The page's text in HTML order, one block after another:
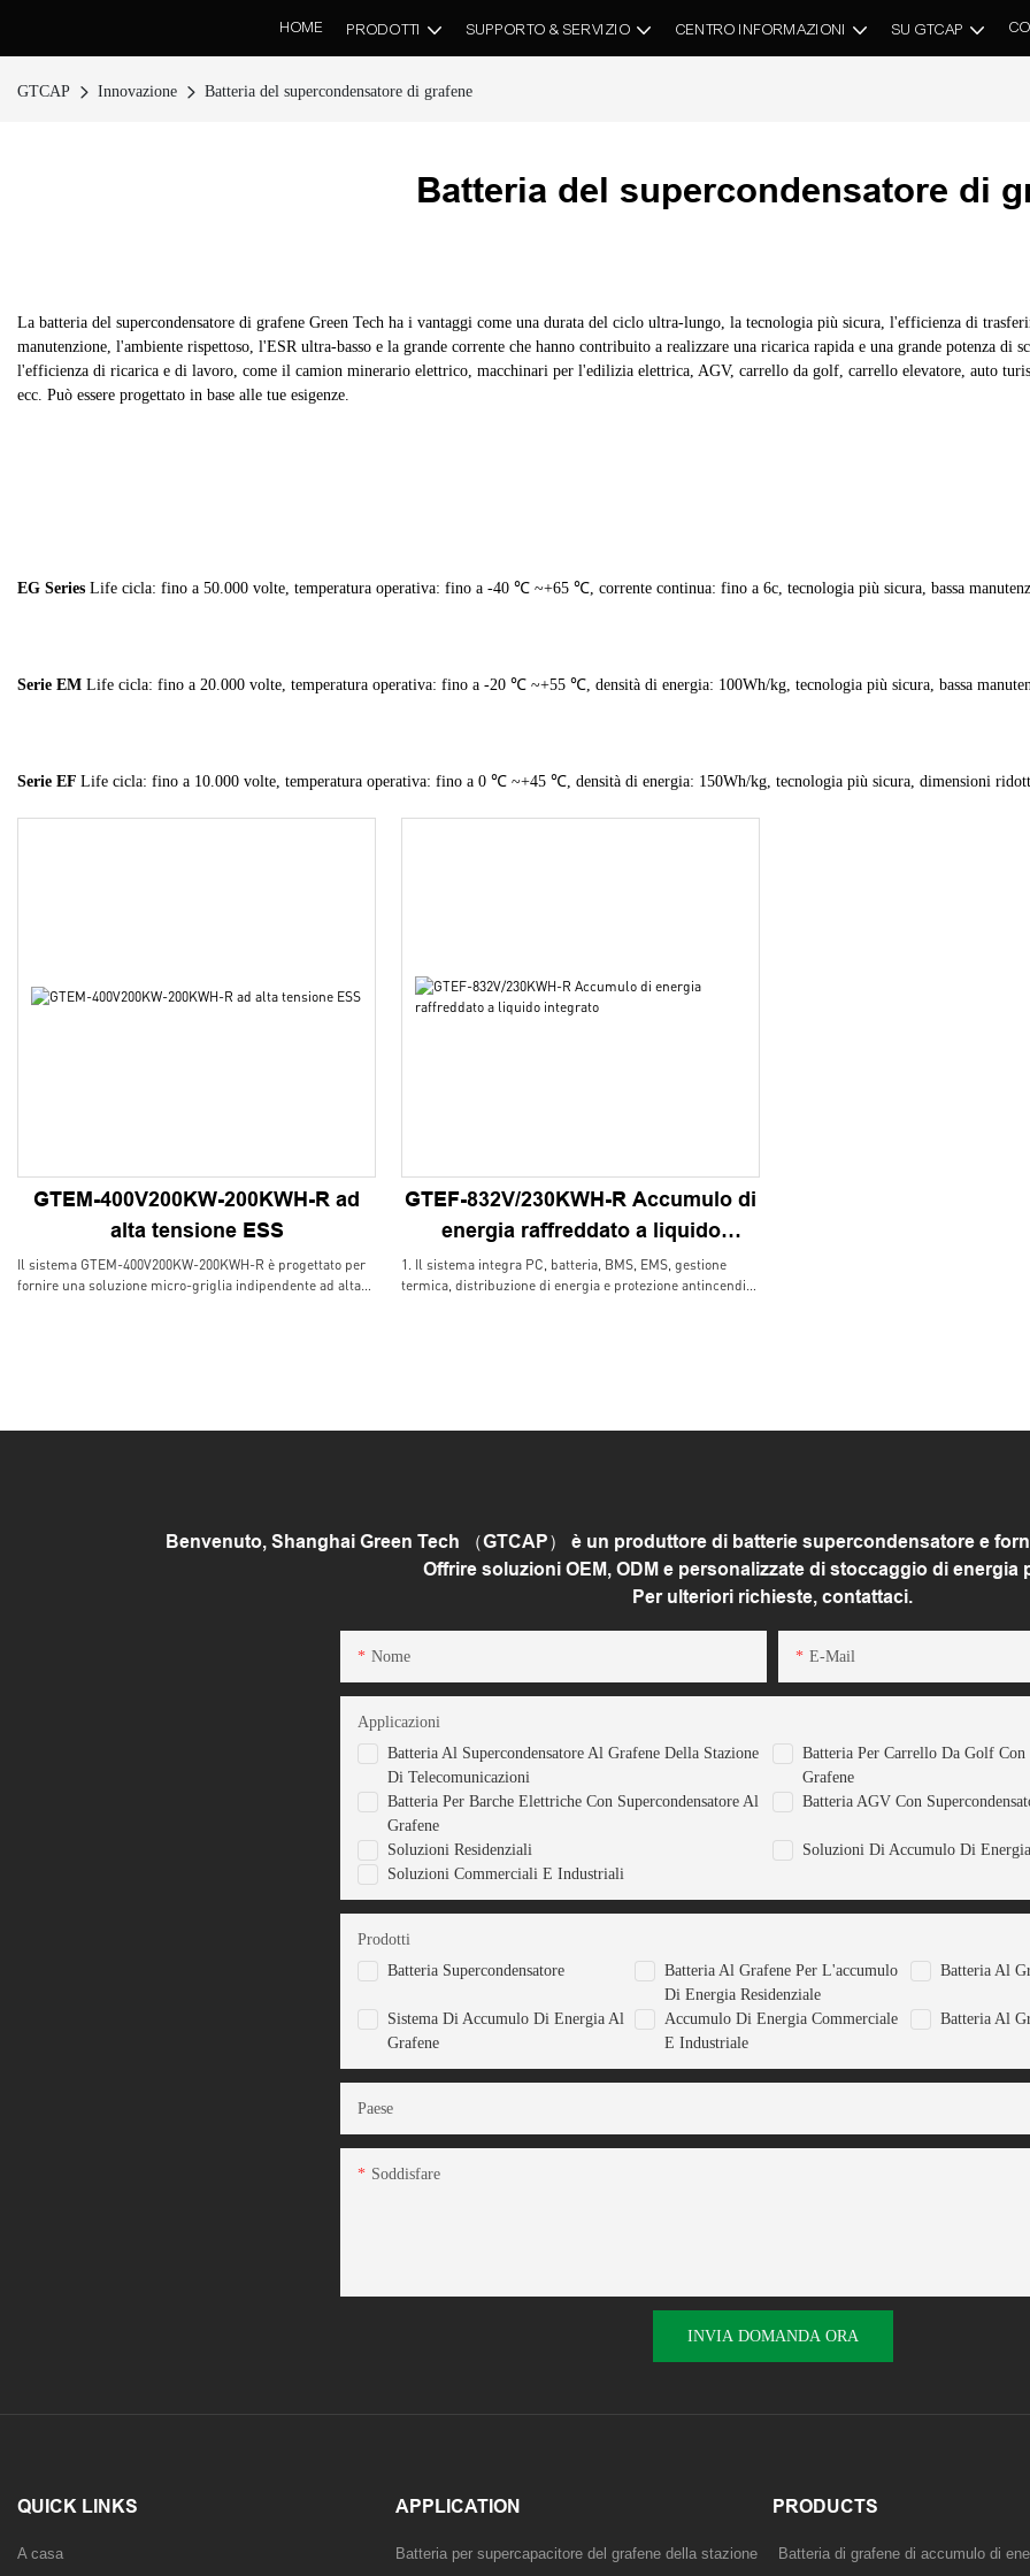
HOME PRODOTTI SUPPORTO & SERVIZIO CENTRO INFORMAZIONI SU GTCAP
GTCAP Innovazione Batteria del supercondensatore di grafene
Batteria del supercondensatore di
La batteria del supercondensatore di grafene Green Tech ha i vantaggi come una durata del ciclo ultra-lungo, la tecnologia più sicura, l'efficienza di
manutenzione, l'ambiente rispettoso, l'ESR ultra-basso e la grande corrente che hanno contribuito a realizzare una ricarica rapida e una grande potenza
l'efficienza di ricarica e di lavoro, come il camion minerario elettrico, macchinari per l'edilizia elettrica, AGV, carrello da golf, carrello elevatore, auto
ecc. Può essere progettato in base alle tue esigenze.
EG Series Life cicla: fino a 50.000 volte, temperatura operativa: fino a -40 ℃ ~+65 ℃, corrente continua: fino a 6c, tecnologia più sicura, bassa
Serie EM Life cicla: fino a 20.000 volte, temperatura operativa: fino a -20 ℃ ~+55 ℃, densità di energia: 100Wh/kg, tecnologia più sicura, bassa
Serie EF Life cicla: fino a 10.000 volte, temperatura operativa: fino a 0 ℃ ~+45 ℃, densità di energia: 150Wh/kg, tecnologia più sicura, dimensioni
GTEM-400V200KW-200KWH-R ad
alta tensione ESS
Il sistema GTEM-400V200KW-200KWH-R è progettato per
fornire una soluzione micro-griglia indipendente ad alta
GTEF-832V/230KWH-R Accumulo di
energia raffreddato a liquido
integrato
1. Il sistema integra PC, batteria, BMS, EMS, gestione
termica, distribuzione di energia e protezione antincendio,
del picco e regolazione della frequenza;
Benvenuto, Shanghai Green Tech （GTCAP） è un produttore di batterie supercondensatore e
Offrire soluzioni OEM, ODM e personalizzate di stoccaggio di energia
Per ulteriori richieste, contattaci.
Nome E-Mail
Batteria Al Supercondensatore Al Grafene Della Stazione
Di Telecomunicazioni
Batteria Per Carrello Da Golf Con
Grafene
Batteria Per Barche Elettriche Con Supercondensatore Al
Grafene
Batteria AGV Con
Soluzioni Residenziali
Soluzioni Di Accumulo Di Energia
Soluzioni Commerciali E Industriali
Applicazioni
Batteria Supercondensatore
Batteria Al Grafene Per L'accumulo
Di Energia Residenziale
Batteria Al
Sistema Di Accumulo Di Energia Al
Grafene
Accumulo Di Energia Commerciale
E Industriale
Batteria Al
Prodotti
Paese
Soddisfare
INVIA DOMANDA ORA
QUICK LINKS
A casa
APPLICATION
Batteria per supercapacitore del grafene della stazione
PRODUCTS
Batteria di grafene di accumulo di